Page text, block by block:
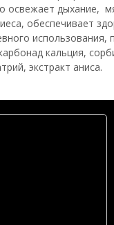
освежает дыхание,
обеспечивает
использования,
кальция,
экстракт аниса.